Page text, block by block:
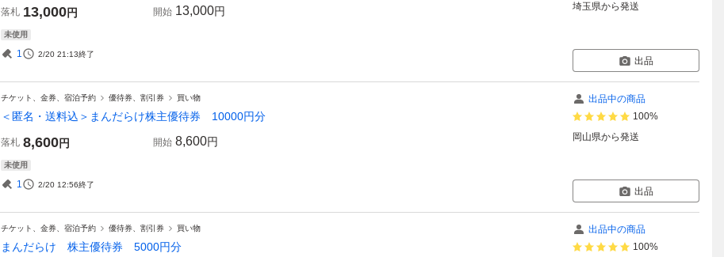
落札 13,000円 開始 13,000円
未使用
1 2/20 21:13終了
埼玉県から発送
出品
チケット、金券、宿泊予約 優待券、割引券 買い物
＜匿名・送料込＞まんだらけ株主優待券 10000円分
落札 8,600円 開始 8,600円
未使用
1 2/20 12:56終了
出品中の商品
100%
岡山県から発送
出品
チケット、金券、宿泊予約 優待券、割引券 買い物
まんだらけ 株主優待券 5000円分
出品中の商品
100%